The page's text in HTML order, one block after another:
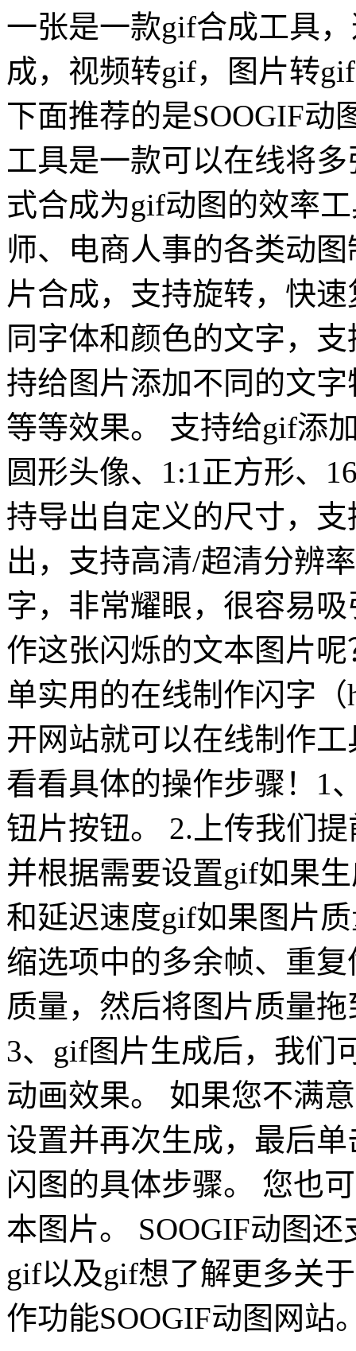
一张是一款gif合成工具
成，视频转gif，图片转
下面推荐的是SOOGIF动
工具是一款可以在线将
式合成为gif动图的效率
师、电商人事的各类动
片合成，支持旋转，快
同字体和颜色的文字，
持给图片添加不同的文
等等效果。 支持给gif添
圆形头像、1:1正方形、
持导出自定义的尺寸，
出，支持高清/超清分辨
字，非常耀眼，很容易
作这张闪烁的文本图片
单实用的在线制作闪字（
开网站就可以在线制作
看看具体的操作步骤！1
钮片按钮。 2.上传我们
并根据需要设置gif如果
和延迟速度gif如果图片
缩选项中的多余帧、重
质量，然后将图片质量
3、gif图片生成后，我们
动画效果。 如果您不满
设置并再次生成，最后
闪图的具体步骤。 您也
本图片。 SOOGIF动图
gif以及gif想了解更多关
作功能SOOGIF动图网站